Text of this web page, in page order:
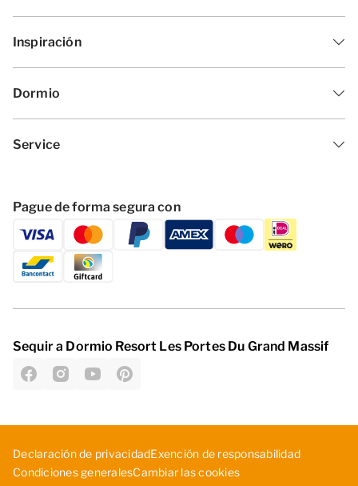
Inspiración
Dormio
Service
Pague de forma segura con
Sequir a Dormio Resort Les Portes Du Grand Massif
D­ecl­ara­ció­n d­e p­riv­aci­dadExe­nci­ón ­de ­res­pon­sab­ili­dad
Con­dic­ion­es ­gen­era­lesCambiar las cookies